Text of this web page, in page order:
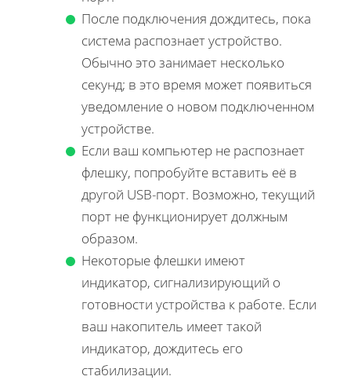
После подключения дождитесь, пока
система распознает устройство.
Обычно это занимает несколько
секунд; в это время может появиться
уведомление о новом подключенном
устройстве.
Если ваш компьютер не распознает
флешку, попробуйте вставить её в
другой USB-порт. Возможно, текущий
порт не функционирует должным
образом.
Некоторые флешки имеют
индикатор, сигнализирующий о
готовности устройства к работе. Если
ваш накопитель имеет такой
индикатор, дождитесь его
стабилизации.